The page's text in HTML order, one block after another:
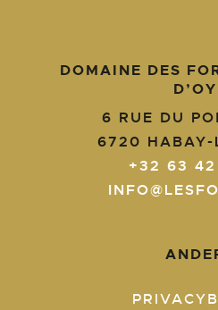
DOMAINE DES
6 RUE DU
6720 HABAY-
+32 63